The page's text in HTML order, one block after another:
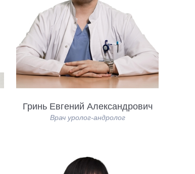
Гринь Евгений Александрович
Врач уролог-андролог